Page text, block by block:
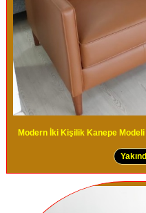
Modern İki Kişilik Kanepe